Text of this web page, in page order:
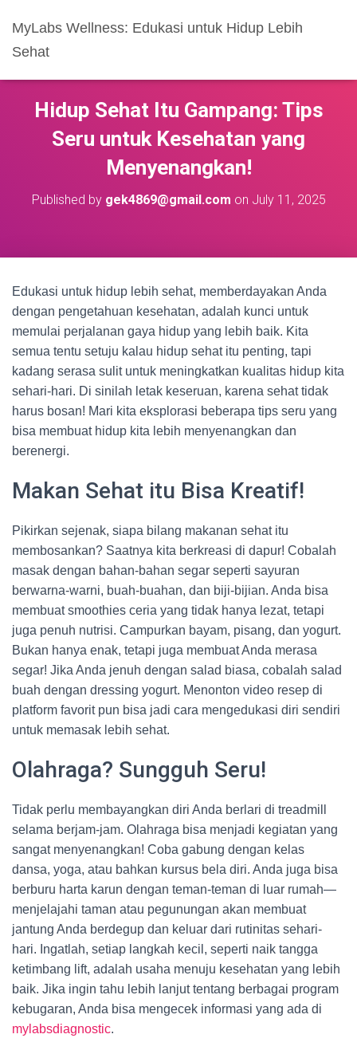
MyLabs Wellness: Edukasi untuk Hidup Lebih
Sehat
Hidup Sehat Itu Gampang: Tips
Seru untuk Kesehatan yang
Menyenangkan!
Published by gek4869@gmail.com on July 11, 2025
Edukasi untuk hidup lebih sehat, memberdayakan Anda
dengan pengetahuan kesehatan, adalah kunci untuk
memulai perjalanan gaya hidup yang lebih baik. Kita
semua tentu setuju kalau hidup sehat itu penting, tapi
kadang serasa sulit untuk meningkatkan kualitas hidup kita
sehari-hari. Di sinilah letak keseruan, karena sehat tidak
harus bosan! Mari kita eksplorasi beberapa tips seru yang
bisa membuat hidup kita lebih menyenangkan dan
berenergi.
Makan Sehat itu Bisa Kreatif!
Pikirkan sejenak, siapa bilang makanan sehat itu
membosankan? Saatnya kita berkreasi di dapur! Cobalah
masak dengan bahan-bahan segar seperti sayuran
berwarna-warni, buah-buahan, dan biji-bijian. Anda bisa
membuat smoothies ceria yang tidak hanya lezat, tetapi
juga penuh nutrisi. Campurkan bayam, pisang, dan yogurt.
Bukan hanya enak, tetapi juga membuat Anda merasa
segar! Jika Anda jenuh dengan salad biasa, cobalah salad
buah dengan dressing yogurt. Menonton video resep di
platform favorit pun bisa jadi cara mengedukasi diri sendiri
untuk memasak lebih sehat.
Olahraga? Sungguh Seru!
Tidak perlu membayangkan diri Anda berlari di treadmill
selama berjam-jam. Olahraga bisa menjadi kegiatan yang
sangat menyenangkan! Coba gabung dengan kelas
dansa, yoga, atau bahkan kursus bela diri. Anda juga bisa
berburu harta karun dengan teman-teman di luar rumah—
menjelajahi taman atau pegunungan akan membuat
jantung Anda berdegup dan keluar dari rutinitas sehari-
hari. Ingatlah, setiap langkah kecil, seperti naik tangga
ketimbang lift, adalah usaha menuju kesehatan yang lebih
baik. Jika ingin tahu lebih lanjut tentang berbagai program
kebugaran, Anda bisa mengecek informasi yang ada di
mylabsdiagnostic.